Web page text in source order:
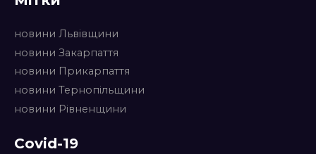
новини Львівщини
новини Закарпаття
новини Прикарпаття
новини Тернопільщини
новини Рівненщини
Covid-19